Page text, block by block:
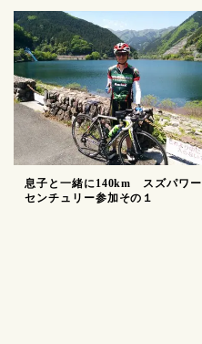
息子と一緒に140km スズパワー
センチュリー参加その１